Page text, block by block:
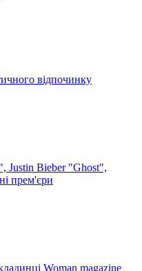
відпочинку
Justin Bieber "Ghost",
прем'єри
Woman magazine